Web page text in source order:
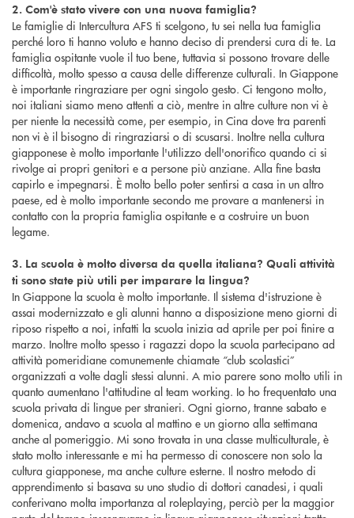
2. Com'è stato vivere con una nuova famiglia?
Le famiglie di Intercultura AFS ti scelgono, tu sei nella tua famiglia
perché loro ti hanno voluto e hanno deciso di prendersi cura di te. La
famiglia ospitante vuole il tuo bene, tuttavia si possono trovare delle
difficoltà, molto spesso a causa delle differenze culturali. In Giappone
è importante ringraziare per ogni singolo gesto. Ci tengono molto,
noi italiani siamo meno attenti a ciò, mentre in altre culture non vi è
per niente la necessità come, per esempio, in Cina dove tra parenti
non vi è il bisogno di ringraziarsi o di scusarsi. Inoltre nella cultura
giapponese è molto importante l'utilizzo dell'onorifico quando ci si
rivolge ai propri genitori e a persone più anziane. Alla fine basta
capirlo e impegnarsi. È molto bello poter sentirsi a casa in un altro
paese, ed è molto importante secondo me provare a mantenersi in
contatto con la propria famiglia ospitante e a costruire un buon
legame.
3. La scuola è molto diversa da quella italiana? Quali attività
ti sono state più utili per imparare la lingua?
In Giappone la scuola è molto importante. Il sistema d'istruzione è
assai modernizzato e gli alunni hanno a disposizione meno giorni di
riposo rispetto a noi, infatti la scuola inizia ad aprile per poi finire a
marzo. Inoltre molto spesso i ragazzi dopo la scuola partecipano ad
attività pomeridiane comunemente chiamate “club scolastici”
organizzati a volte dagli stessi alunni. A mio parere sono molto utili in
quanto aumentano l'attitudine al team working. Io ho frequentato una
scuola privata di lingue per stranieri. Ogni giorno, tranne sabato e
domenica, andavo a scuola al mattino e un giorno alla settimana
anche al pomeriggio. Mi sono trovata in una classe multiculturale, è
stato molto interessante e mi ha permesso di conoscere non solo la
cultura giapponese, ma anche culture esterne. Il nostro metodo di
apprendimento si basava su uno studio di dottori canadesi, i quali
conferivano molta importanza al roleplaying, perciò per la maggior